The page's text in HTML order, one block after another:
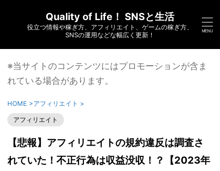
Quality of Life！ SNSと生活
役立つ情報や稼ぎ方、アフィリエイト、ゲームの稼ぎ方、
SNSの運用などな幅広く更新！
※当サイトのコンテンツにはプロモーションが含ま
れている場合があります。
HOME >アフィリエイト >
アフィリエイト
【悲報】アフィリエイトの規約違反は調査さ
れていた！不正行為は収益没収！？【2023年